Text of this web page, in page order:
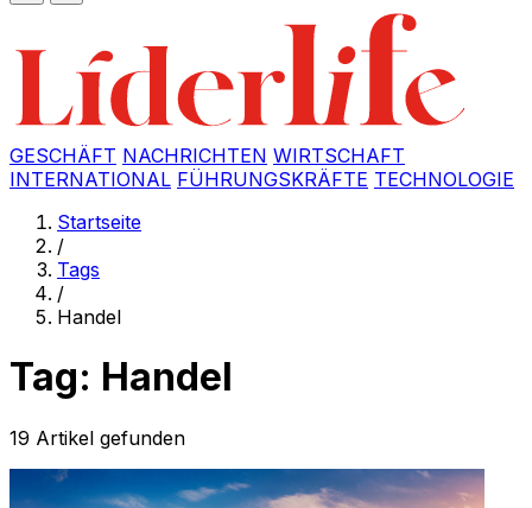
GESCHÄFT NACHRICHTEN WIRTSCHAFT
INTERNATIONAL FÜHRUNGSKRÄFTE TECHNOLOGIE
Startseite
/
Tags
/
Handel
Tag: Handel
19 Artikel gefunden